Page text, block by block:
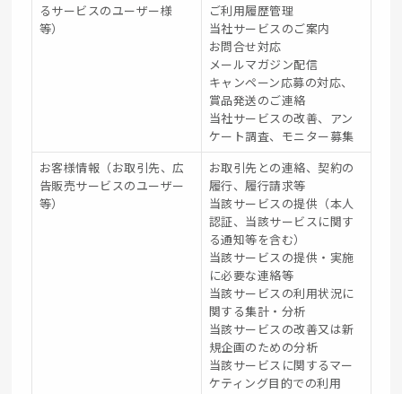
るサービスのユーザー様
等）
ご利用履歴管理
当社サービスのご案内
お問合せ対応
メールマガジン配信
キャンペーン応募の対応、
賞品発送のご連絡
当社サービスの改善、アン
ケート調査、モニター募集
お客様情報（お取引先、広
告販売サービスのユーザー
等）
お取引先との連絡、契約の
履行、履行請求等
当該サービスの提供（本人
認証、当該サービスに関す
る通知等を含む）
当該サービスの提供・実施
に必要な連絡等
当該サービスの利用状況に
関する集計・分析
当該サービスの改善又は新
規企画のための分析
当該サービスに関するマー
ケティング目的での利用